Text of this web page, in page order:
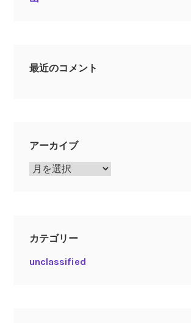
最近のコメント
アーカイブ
ア
カテゴリー
unclassified